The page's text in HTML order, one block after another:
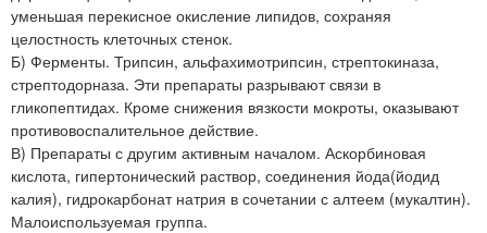
уменьшая перекисное окисление липидов, сохраняя
целостность клеточных стенок.
Б) Ферменты. Трипсин, альфахимотрипсин, стрептокиназа,
стрептодорназа. Эти препараты разрывают связи в
гликопептидах. Кроме снижения вязкости мокроты, оказывают
противовоспалительное действие.
В) Препараты с другим активным началом. Аскорбиновая
кислота, гипертонический раствор, соединения йода(йодид
калия), гидрокарбонат натрия в сочетании с алтеем (мукалтин).
Малоиспользуемая группа.